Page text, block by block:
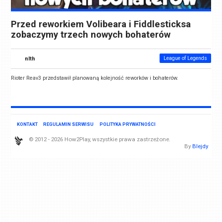
Przed reworkiem Volibeara i Fiddlesticksa
zobaczymy trzech nowych bohaterów
nlth League of Legends
Rioter Reav3 przedstawił planowaną kolejność reworków i bohaterów.
KONTAKT REGULAMIN SERWISU POLITYKA PRYWATNOŚCI
© 2012 - 2026 How2Play, wszystkie prawa zastrzeżone.
By Blejdy